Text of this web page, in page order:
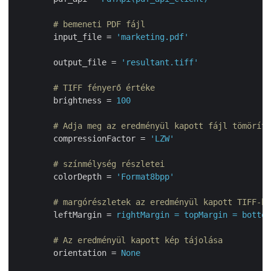
        # bemeneti PDF fájl
input_file = 'marketing.pdf'
output_file = 'resultant.tiff'
        # TIFF fényerő értéke
brightness = 100
# Adja meg az eredményül kapott fájl
compressionFactor = 'LZW'
        # színmélység részletei
colorDepth = 'Format8bpp'
# margórészletek az eredményül kapott TIFF-
leftMargin = rightMargin = topMargin =
        # Az eredményül kapott kép tájolása
orientation = None